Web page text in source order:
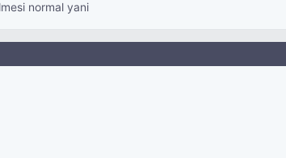
normal yani